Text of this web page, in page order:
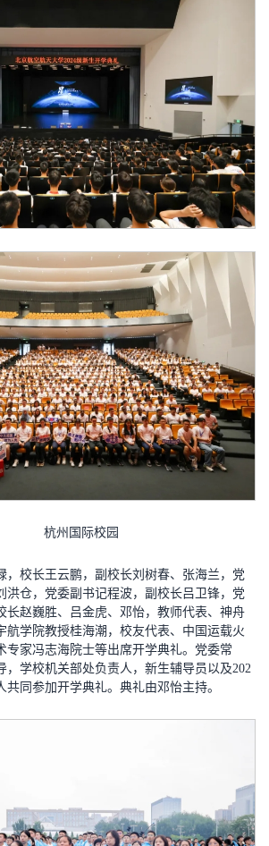
杭州国际校园
，校长王云鹏，副校长刘树春、张海兰，党
洪仓，党委副书记程波，副校长吕卫锋，党
长赵巍胜、吕金虎、邓怡，教师代表、神舟
航学院教授桂海潮，校友代表、中国运载火
专家冯志海院士等出席开学典礼。党委常
，学校机关部处负责人，新生辅导员以及202
共同参加开学典礼。典礼由邓怡主持。